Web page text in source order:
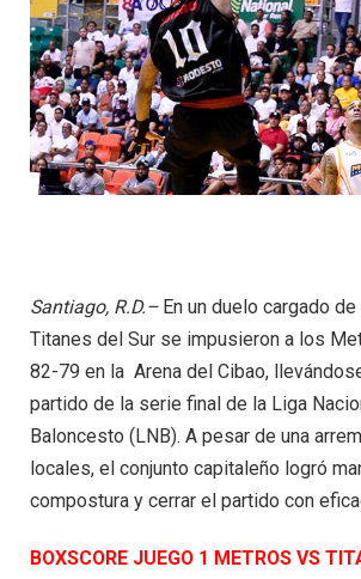
Santiago, R.D.–En un duelo cargado
Titanes del Sur se impusieron a los
82-79 en la Arena del Cibao,
partido de la serie final de la Liga
Baloncesto (LNB). A pesar de una
locales, el conjunto capitaleño logró
compostura y cerrar el partido con
BOXSCORE JUEGO 1 METROS VS